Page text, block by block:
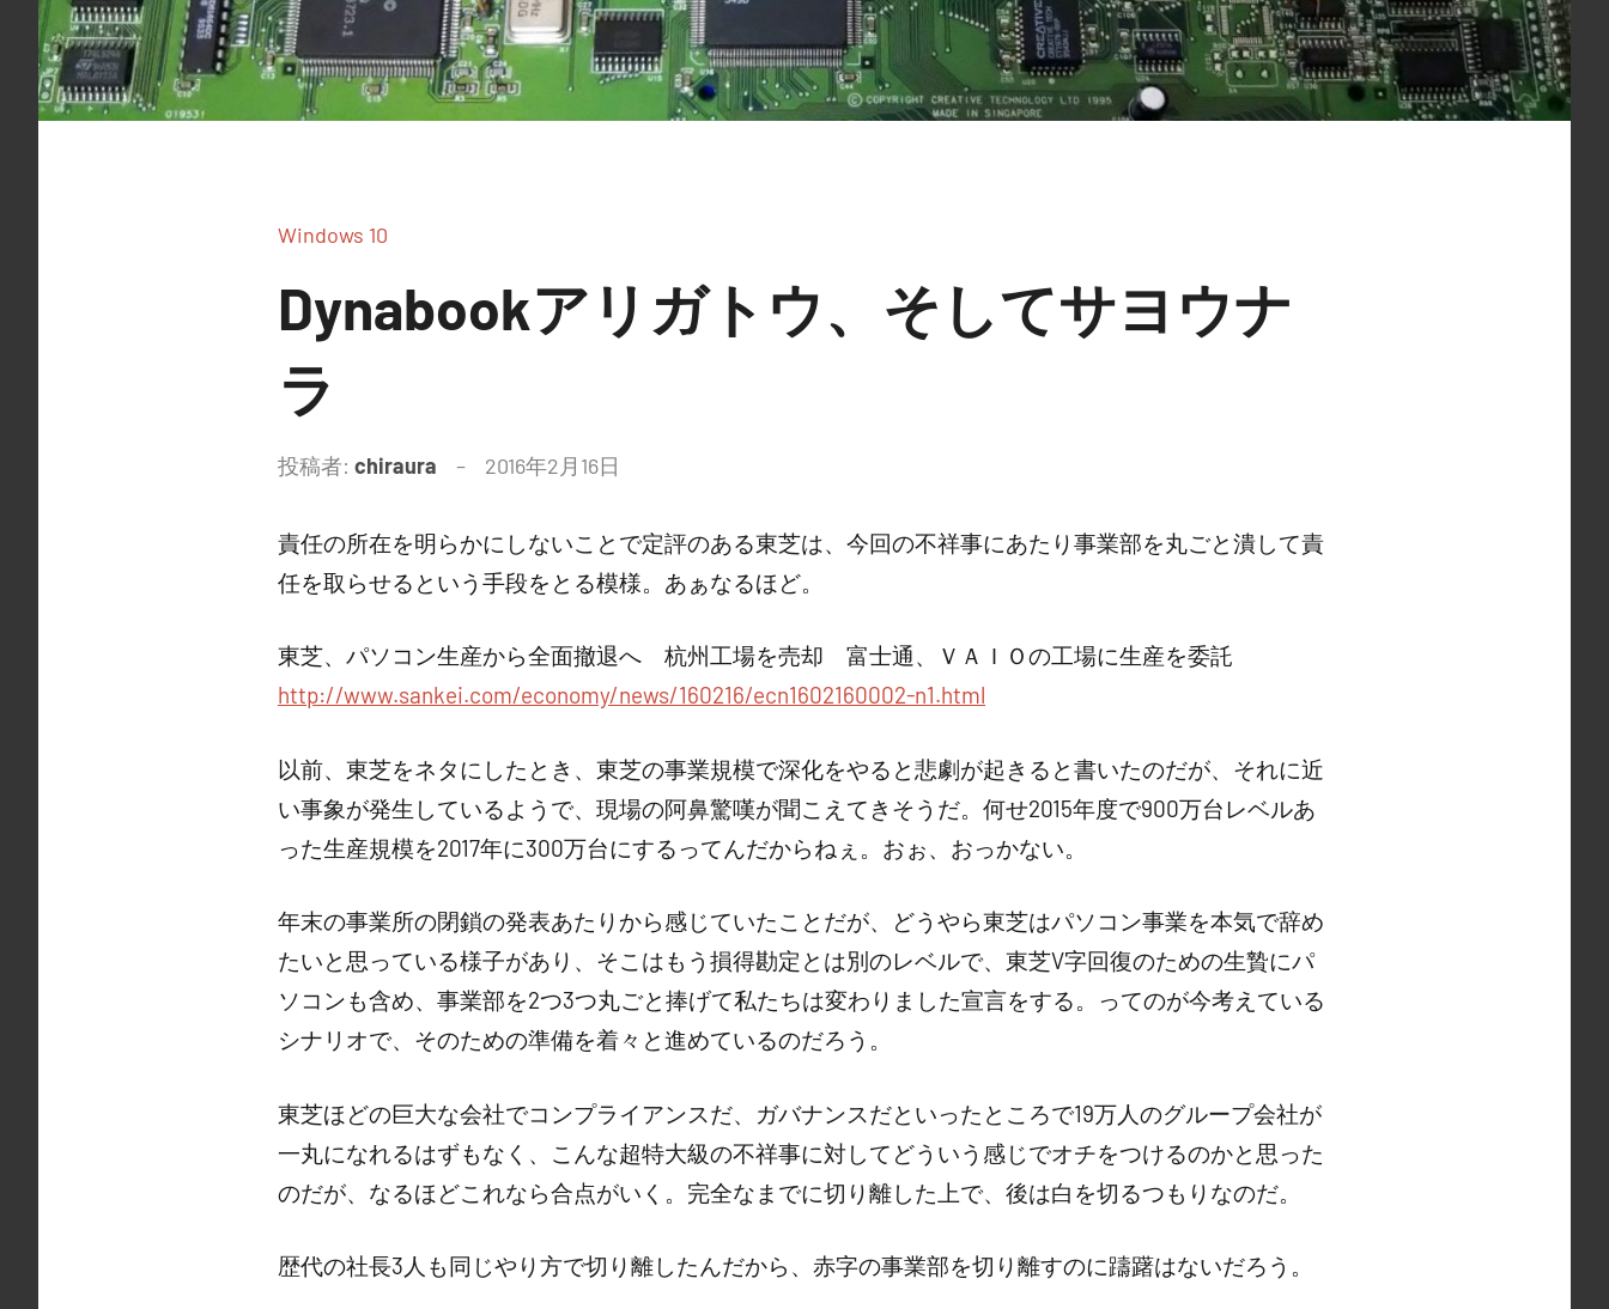
Windows 10
Dynabookアリガトウ、そしてサヨウナ
ラ
投稿者: chiraura 2016年2月16日
責任の所在を明らかにしないことで定評のある東芝は、今回の不祥事にあたり事業部を丸ごと潰して責
任を取らせるという手段をとる模様。あぁなるほど。
東芝、パソコン生産から全面撤退へ 杭州工場を売却 富士通、ＶＡＩＯの工場に生産を委託
http://www.sankei.com/economy/news/160216/ecn1602160002-n1.html
以前、東芝をネタにしたとき、東芝の事業規模で深化をやると悲劇が起きると書いたのだが、それに近
い事象が発生しているようで、現場の阿鼻驚嘆が聞こえてきそうだ。何せ2015年度で900万台レベルあ
った生産規模を2017年に300万台にするってんだからねぇ。おぉ、おっかない。
年末の事業所の閉鎖の発表あたりから感じていたことだが、どうやら東芝はパソコン事業を本気で辞め
たいと思っている様子があり、そこはもう損得勘定とは別のレベルで、東芝V字回復のための生贄にパ
ソコンも含め、事業部を2つ3つ丸ごと捧げて私たちは変わりました宣言をする。ってのが今考えている
シナリオで、そのための準備を着々と進めているのだろう。
東芝ほどの巨大な会社でコンプライアンスだ、ガバナンスだといったところで19万人のグループ会社が
一丸になれるはずもなく、こんな超特大級の不祥事に対してどういう感じでオチをつけるのかと思った
のだが、なるほどこれなら合点がいく。完全なまでに切り離した上で、後は白を切るつもりなのだ。
歴代の社長3人も同じやり方で切り離したんだから、赤字の事業部を切り離すのに躊躇はないだろう。